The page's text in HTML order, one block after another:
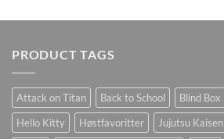
PRODUCT TAGS
Attack on Titan Back to School Blind Box
Hello Kitty
Høstfavoritter Jujutsu Kaisen